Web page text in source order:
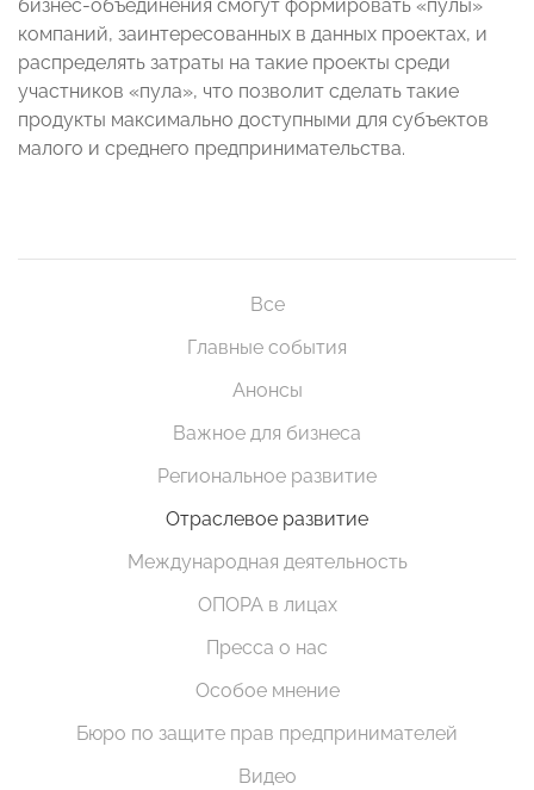
бизнес-объединения смогут формировать «пулы»
компаний, заинтересованных в данных проектах, и
распределять затраты на такие проекты среди
участников «пула», что позволит сделать такие
продукты максимально доступными для субъектов
малого и среднего предпринимательства.
Все
Главные события
Анонсы
Важное для бизнеса
Региональное развитие
Отраслевое развитие
Международная деятельность
ОПОРА в лицах
Пресса о нас
Особое мнение
Бюро по защите прав предпринимателей
Видео